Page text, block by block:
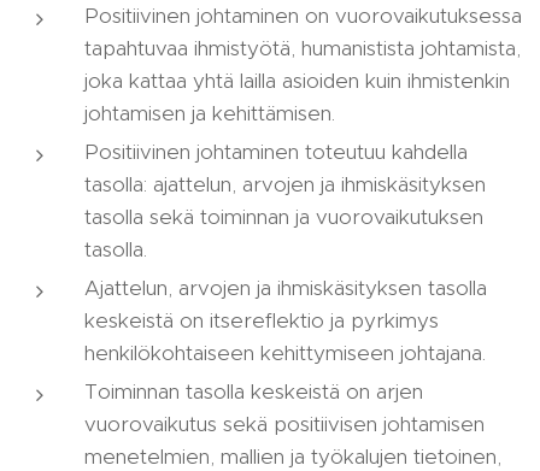
Positiivinen johtaminen on vuorovaikutuksessa
tapahtuvaa ihmistyötä, humanistista johtamista,
joka kattaa yhtä lailla asioiden kuin ihmistenkin
johtamisen ja kehittämisen.
Positiivinen johtaminen toteutuu kahdella
tasolla: ajattelun, arvojen ja ihmiskäsityksen
tasolla sekä toiminnan ja vuorovaikutuksen
tasolla.
Ajattelun, arvojen ja ihmiskäsityksen tasolla
keskeistä on itsereflektio ja pyrkimys
henkilökohtaiseen kehittymiseen johtajana.
Toiminnan tasolla keskeistä on arjen
vuorovaikutus sekä positiivisen johtamisen
menetelmien, mallien ja työkalujen tietoinen,